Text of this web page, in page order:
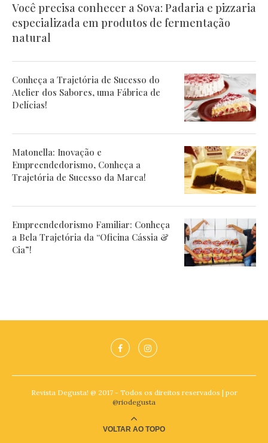
Você precisa conhecer a Sova: Padaria e pizzaria
especializada em produtos de fermentação
natural
Conheça a Trajetória de Sucesso do
Atelier dos Sabores, uma Fábrica de
Delícias!
Matonella: Inovação e
Empreendedorismo, Conheça a
Trajetória de Sucesso da Marca!
Empreendedorismo Familiar: Conheça
a Bela Trajetória da “Oficina Cássia &
Cia”!
Revista Degusta! @ 2017 - Todos os direitos reservados | por
@riodegusta
VOLTAR AO TOPO